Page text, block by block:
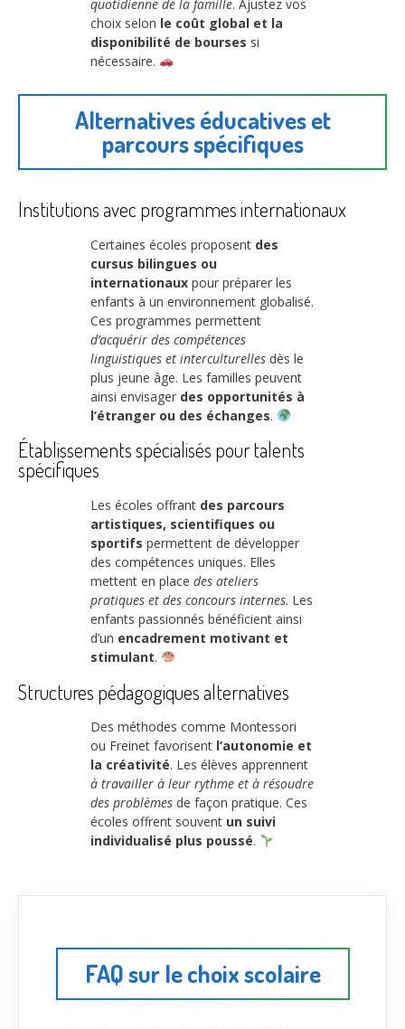
quotidienne de la famille. Ajustez vos
choix selon le coût global et la
disponibilité de bourses si
nécessaire.
Alternatives éducatives et
parcours spécifiques
Institutions avec programmes internationaux
Certaines écoles proposent des
cursus bilingues ou
internationaux pour préparer les
enfants à un environnement globalisé.
Ces programmes permettent
d’acquérir des compétences
linguistiques et interculturelles dès le
plus jeune âge. Les familles peuvent
ainsi envisager des opportunités à
l’étranger ou des échanges.
Établissements spécialisés pour talents
spécifiques
Les écoles offrant des parcours
artistiques, scientifiques ou
sportifs permettent de développer
des compétences uniques. Elles
mettent en place des ateliers
pratiques et des concours internes. Les
enfants passionnés bénéficient ainsi
d’un encadrement motivant et
stimulant.
Structures pédagogiques alternatives
Des méthodes comme Montessori
ou Freinet favorisent l’autonomie et
la créativité. Les élèves apprennent
à travailler à leur rythme et à résoudre
des problèmes de façon pratique. Ces
écoles offrent souvent un suivi
individualisé plus poussé.
FAQ sur le choix scolaire